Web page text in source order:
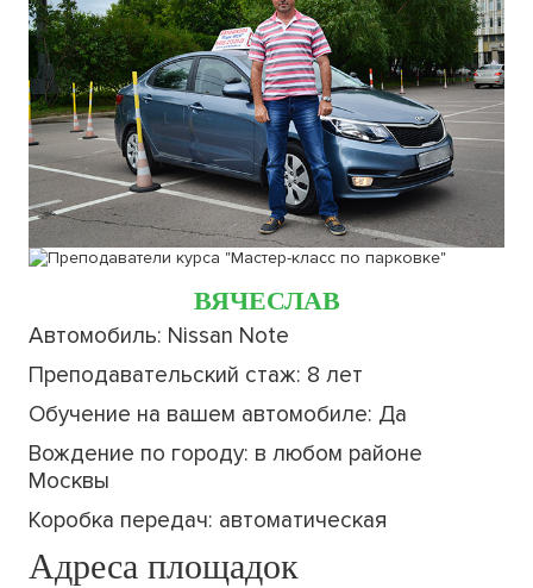
ВЯЧЕСЛАВ
Автомобиль: Nissan Note
Преподавательский стаж: 8 лет
Обучение на вашем автомобиле: Да
Вождение по городу: в любом районе
Москвы
Коробка передач: автоматическая
Адреса площадок